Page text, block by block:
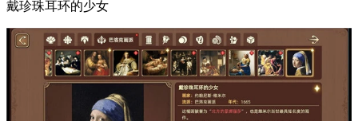
戴珍珠耳环的少女